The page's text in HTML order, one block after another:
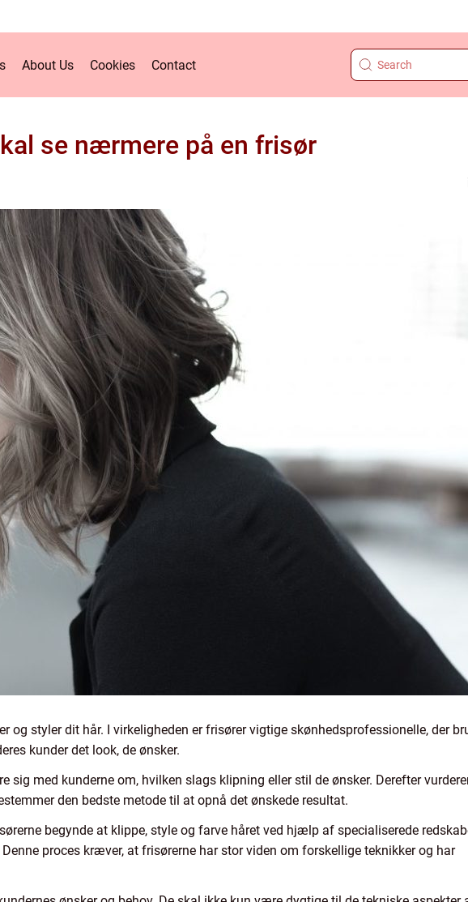
About Us Cookies Contact
se nærmere på en frisør
og styler dit hår. I virkeligheden er frisører vigtige skønhedsprofessionelle, der
kunder det look, de ønsker.
sig med kunderne om, hvilken slags klipning eller stil de ønsker. Derefter
den bedste metode til at opnå det ønskede resultat.
begynde at klippe, style og farve håret ved hjælp af specialiserede
proces kræver, at frisørerne har stor viden om forskellige teknikker og har